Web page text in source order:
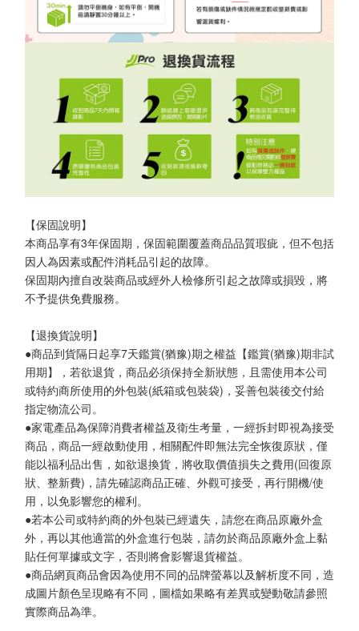
【保固說明】
本商品享有3年保固期，保固範圍覆蓋商品品質瑕疵，但不包括
因人為因素或配件消耗品引起的故障。
保固期內擅自改裝商品或經外人檢修所引起之故障或損毀，將
不予提供免費服務。
【退換貨說明】
●商品到貨隔日起享7天鑑賞(猶豫)期之權益【鑑賞(猶豫)期非試
用期】，若欲退貨，商品必須保持全新狀態，且需使用本公司
或特約商所使用的外包裝(紙箱或包裝袋)，妥善包裝後交付給
指定物流公司。
●家電產品為保障消費者權益及衛生考量，一經拆封即視為接受
商品，商品一經啟動使用，相關配件即無法完全恢復原狀，僅
能以福利品出售，如欲退換貨，將收取價值損失之費用(回復原
狀、整新費)，請先確認商品正確、外觀可接受，再行開機/使
用，以免影響您的權利。
●若本公司或特約商的外包裝已經遺失，請您在商品原廠外盒
外，再以其他適當的外盒進行包裝，請勿於商品原廠外盒上黏
貼任何單據或文字，否則將會影響退貨權益。
●商品網頁商品會因為使用不同的品牌螢幕以及解析度不同，造
成圖片顏色呈現略有不同，圖檔如果略有差異或變動敬請參照
實際商品為準。